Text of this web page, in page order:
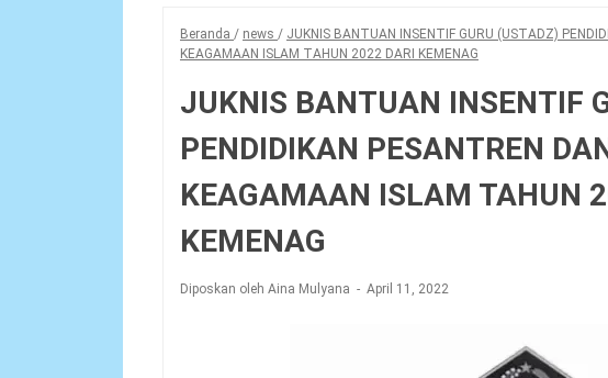
Beranda / news / JUKNIS BANTUAN INSENTIF GURU (USTADZ)
KEAGAMAAN ISLAM TAHUN 2022 DARI KEMENAG
JUKNIS BANTUAN INSENTIF
PENDIDIKAN PESANTREN
KEAGAMAAN ISLAM TAHUN
KEMENAG
Diposkan oleh Aina Mulyana April 11, 2022